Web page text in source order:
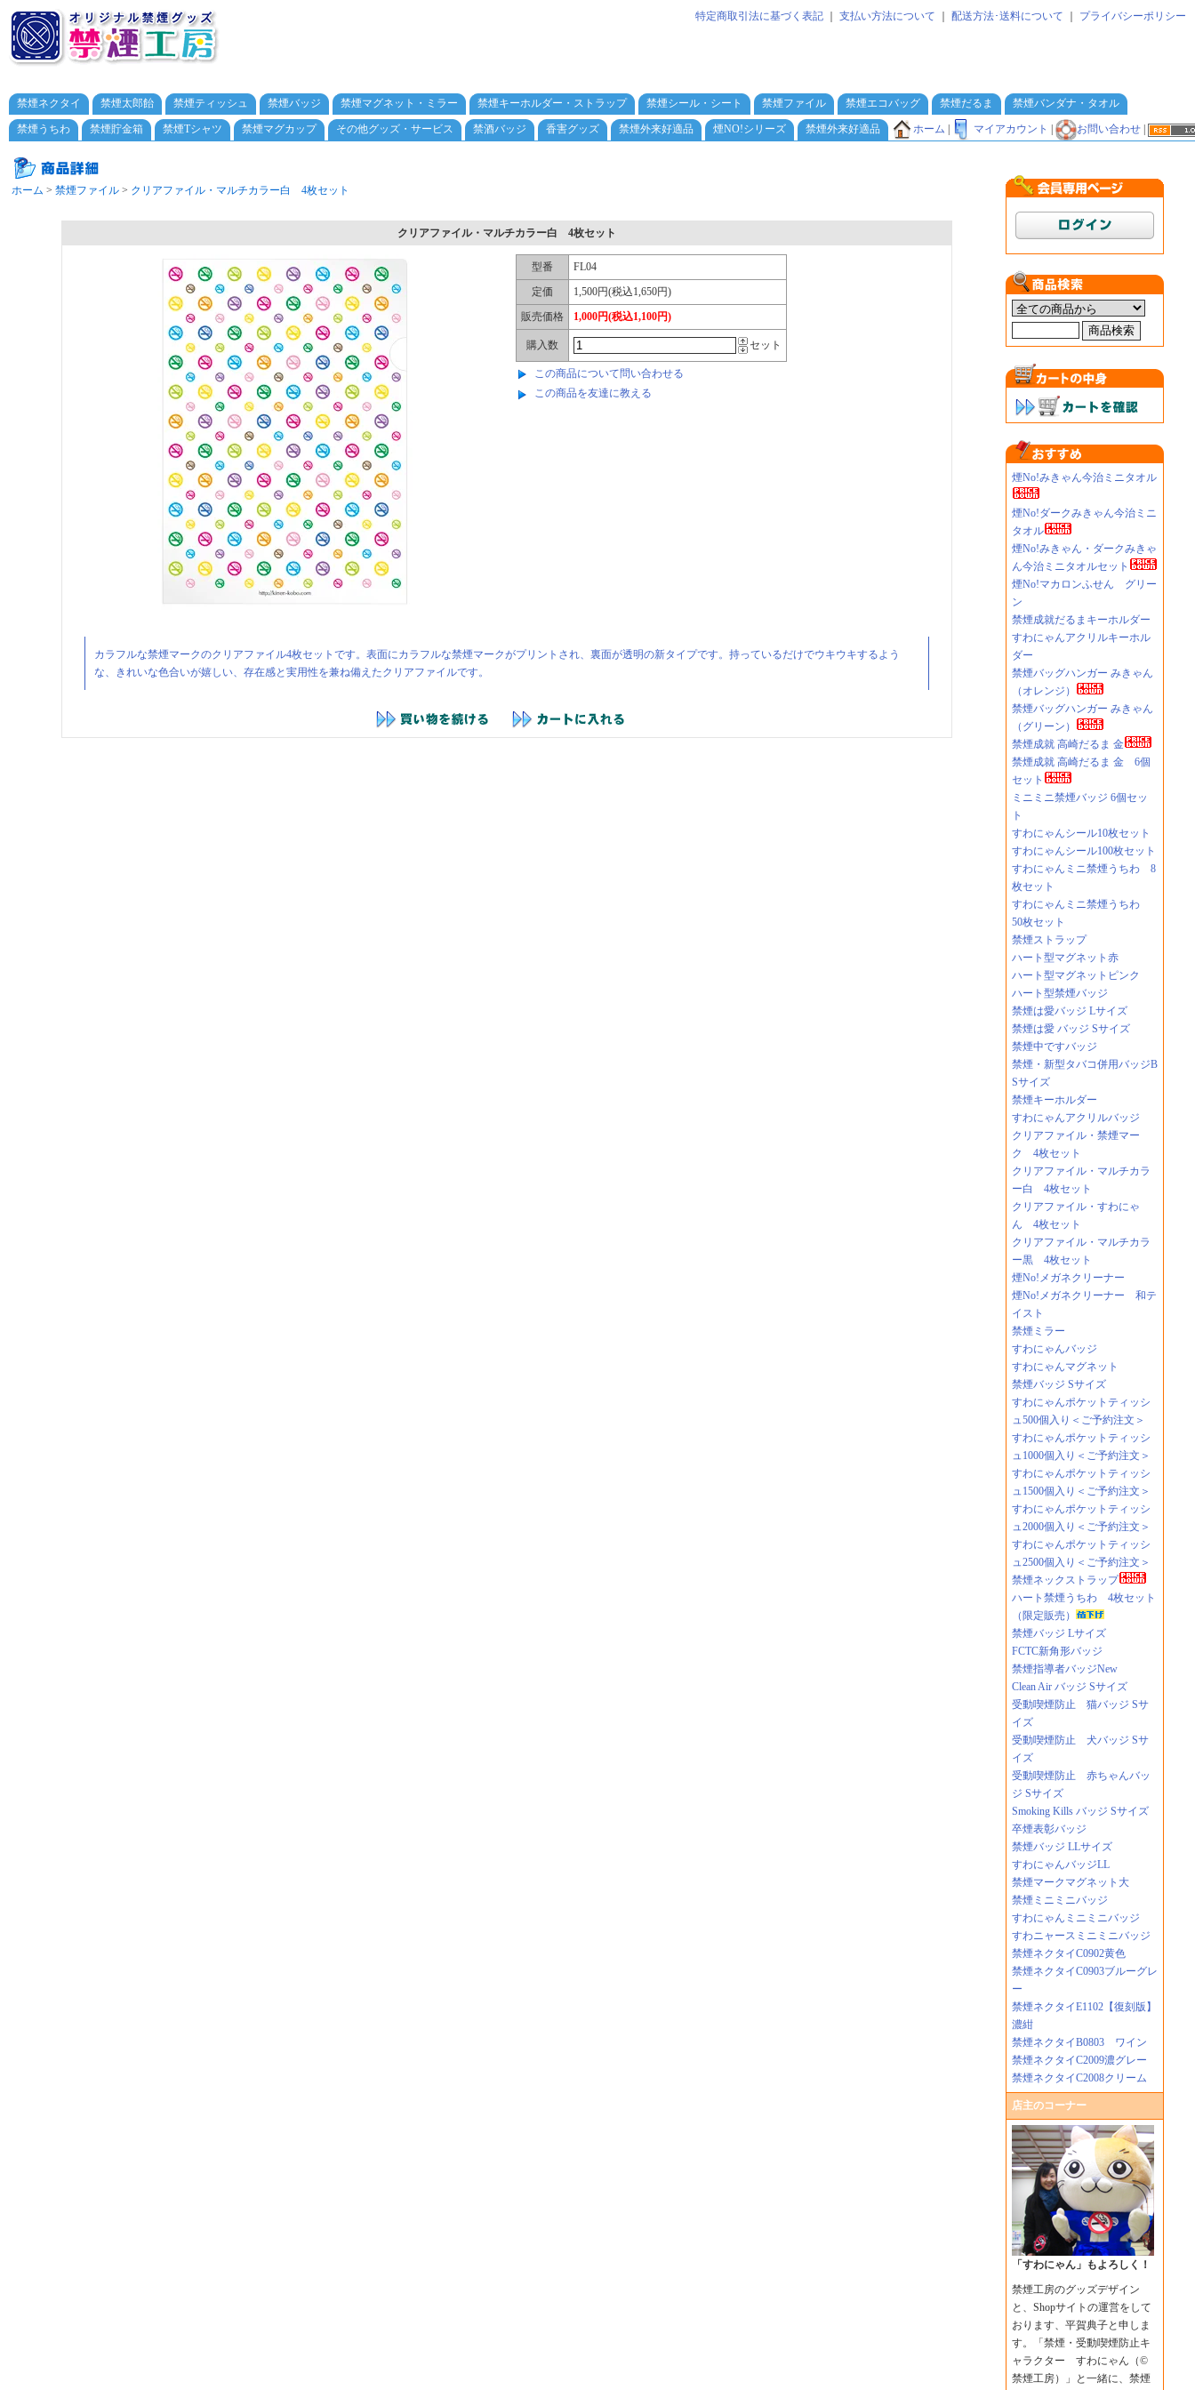
特定商取引法に基づく表記 支払い方法について 配送方法･送料について プライバシーポリシー
禁煙ネクタイ 禁煙太郎飴 禁煙ティッシュ 禁煙バッジ 禁煙マグネット・ミラー 禁煙キーホルダー・ストラップ 禁煙シール・シート 禁煙ファイル 禁煙エコバッグ 禁煙だるま 禁煙バンダナ・タオル
禁煙うちわ 禁煙貯金箱 禁煙Tシャツ 禁煙マグカップ その他グッズ・サービス 禁酒バッジ 香害グッズ 禁煙外来好適品 煙NO!シリーズ 禁煙外来好適品 ホーム | マイアカウント | お問い合わせ |
ホーム > 禁煙ファイル > クリアファイル・マルチカラー白 4枚セット
クリアファイル・マルチカラー白 4枚セット
型番
FL04
定価
1,500円(税込1,650円)
販売価格
1,000円(税込1,100円)
購入数 セット
この商品について問い合わせる
この商品を友達に教える
カラフルな禁煙マークのクリアファイル4枚セットです。表面にカラフルな禁煙マークがプリントされ、裏面が透明の新タイプです。持っているだけでウキウキするよう
な、きれいな色合いが嬉しい、存在感と実用性を兼ね備えたクリアファイルです。
煙No!みきゃん今治ミニタオル
煙No!ダークみきゃん今治ミニ
タオル
煙No!みきゃん・ダークみきゃ
ん今治ミニタオルセット
煙No!マカロンふせん グリー
ン
禁煙成就だるまキーホルダー
すわにゃんアクリルキーホル
ダー
禁煙バッグハンガー みきゃん
（オレンジ）
禁煙バッグハンガー みきゃん
（グリーン）
禁煙成就 高崎だるま 金
禁煙成就 高崎だるま 金 6個
セット
ミニミニ禁煙バッジ 6個セッ
ト
すわにゃんシール10枚セット
すわにゃんシール100枚セット
すわにゃんミニ禁煙うちわ 8
枚セット
すわにゃんミニ禁煙うちわ
50枚セット
禁煙ストラップ
ハート型マグネット赤
ハート型マグネットピンク
ハート型禁煙バッジ
禁煙は愛バッジ Lサイズ
禁煙は愛 バッジ Sサイズ
禁煙中ですバッジ
禁煙・新型タバコ併用バッジB
Sサイズ
禁煙キーホルダー
すわにゃんアクリルバッジ
クリアファイル・禁煙マー
ク 4枚セット
クリアファイル・マルチカラ
ー白 4枚セット
クリアファイル・すわにゃ
ん 4枚セット
クリアファイル・マルチカラ
ー黒 4枚セット
煙No!メガネクリーナー
煙No!メガネクリーナー 和テ
イスト
禁煙ミラー
すわにゃんバッジ
すわにゃんマグネット
禁煙バッジ Sサイズ
すわにゃんポケットティッシ
ュ500個入り＜ご予約注文＞
すわにゃんポケットティッシ
ュ1000個入り＜ご予約注文＞
すわにゃんポケットティッシ
ュ1500個入り＜ご予約注文＞
すわにゃんポケットティッシ
ュ2000個入り＜ご予約注文＞
すわにゃんポケットティッシ
ュ2500個入り＜ご予約注文＞
禁煙ネックストラップ
ハート禁煙うちわ 4枚セット
（限定販売）
禁煙バッジ Lサイズ
FCTC新角形バッジ
禁煙指導者バッジNew
Clean Air バッジ Sサイズ
受動喫煙防止 猫バッジ Sサ
イズ
受動喫煙防止 犬バッジ Sサ
イズ
受動喫煙防止 赤ちゃんバッ
ジ Sサイズ
Smoking Kills バッジ Sサイズ
卒煙表彰バッジ
禁煙バッジ LLサイズ
すわにゃんバッジLL
禁煙マークマグネット大
禁煙ミニミニバッジ
すわにゃんミニミニバッジ
すわニャースミニミニバッジ
禁煙ネクタイC0902黄色
禁煙ネクタイC0903ブルーグレ
ー
禁煙ネクタイE1102【復刻版】
濃紺
禁煙ネクタイB0803 ワイン
禁煙ネクタイC2009濃グレー
禁煙ネクタイC2008クリーム
店主のコーナー
「すわにゃん」もよろしく！
禁煙工房のグッズデザイン
と、Shopサイトの運営をして
おります、平賀典子と申しま
す。「禁煙・受動喫煙防止キ
ャラクター すわにゃん（©
禁煙工房）」と一緒に、禁煙